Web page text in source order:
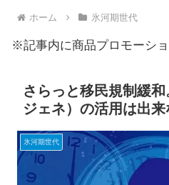
ホーム 氷河期世代
※記事内に商品プロモーシ
さらっと移民規制緩
ジェネ）の活用は出
氷河期世代